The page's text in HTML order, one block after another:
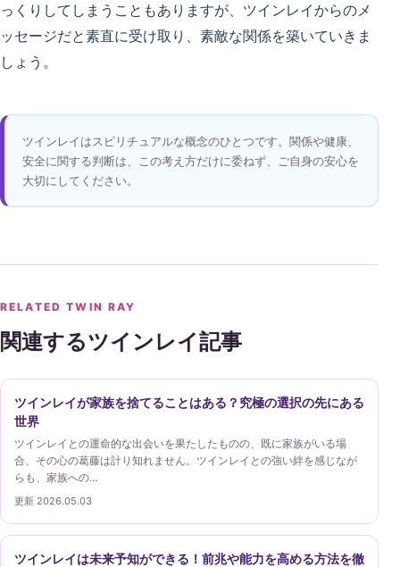
っくりしてしまうこともありますが、ツインレイからのメ
ッセージだと素直に受け取り、素敵な関係を築いていきま
しょう。
ツインレイはスピリチュアルな概念のひとつです。関係や健康、
安全に関する判断は、この考え方だけに委ねず、ご自身の安心を
大切にしてください。
RELATED TWIN RAY
関連するツインレイ記事
ツインレイが家族を捨てることはある？究極の選択の先にある
世界
ツインレイとの運命的な出会いを果たしたものの、既に家族がいる場
合、その心の葛藤は計り知れません。ツインレイとの強い絆を感じなが
らも、家族への…
更新 2026.05.03
ツインレイは未来予知ができる！前兆や能力を高める方法を徹